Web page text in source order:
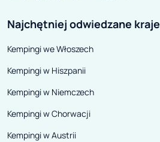
Najchętniej odwiedzane kraje
Kempingi we Włoszech
Kempingi w Hiszpanii
Kempingi w Niemczech
Kempingi w Chorwacji
Kempingi w Austrii